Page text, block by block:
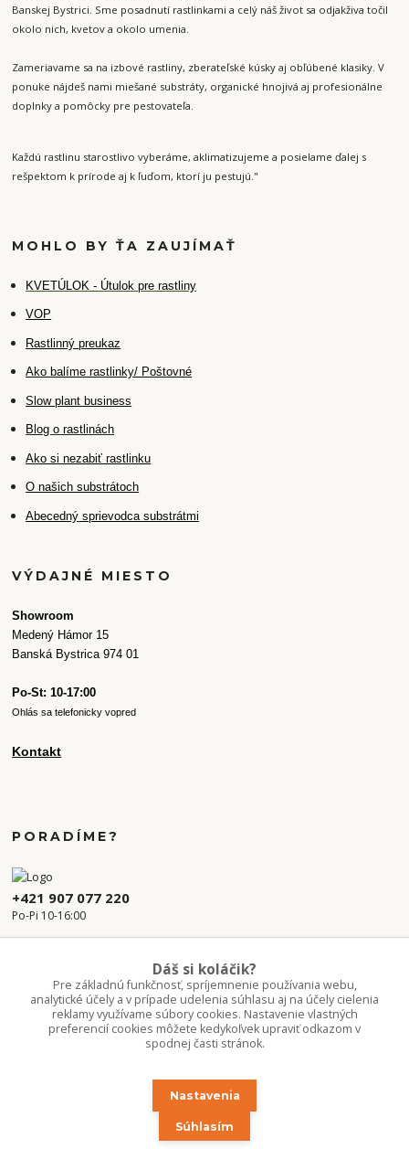
Banskej Bystrici. Sme posadnutí rastlinkami a celý náš život sa odjakživa točil
okolo nich, kvetov a okolo umenia.
Zameriavame sa na izbové rastliny, zberateľské kúsky aj obľúbené klasiky. V
ponuke nájdeš nami miešané substráty, organické hnojivá aj profesionálne
doplnky a pomôcky pre pestovateľa.
Každú rastlinu starostlivo vyberáme, aklimatizujeme a posielame ďalej s
rešpektom k prírode aj k ľuďom, ktorí ju pestujú."
MOHLO BY ŤA ZAUJÍMAŤ
KVETÚLOK - Útulok pre rastliny
VOP
Rastlinný preukaz
Ako balíme rastlinky/ Poštovné
Slow plant business
Blog o rastlinách
Ako si nezabiť rastlinku
O našich substrátoch
Abecedný sprievodca substrátmi
VÝDAJNÉ MIESTO
Showroom
Medený Hámor 15
Banská Bystrica 974 01
Po-St: 10-17:00
Ohlás sa telefonicky vopred
Kontakt
PORADÍME?
+421 907 077 220
Po-Pi 10-16:00
Upravit sběr cookies.
Dáš si koláčik?
Pre základnú funkčnosť, spríjemnenie používania webu,
analytické účely a v prípade udelenia súhlasu aj na účely cielenia
reklamy využívame súbory cookies. Nastavenie vlastných
preferencií cookies môžete kedykoľvek upraviť odkazom v
spodnej časti stránok.
Nastavenia
Súhlasím